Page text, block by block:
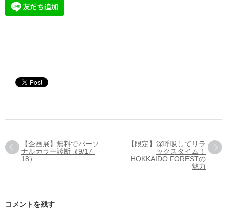
【企画展】無料でパーソ
ナルカラー診断（9/17-
18）
【限定】深呼吸してリラ
ックスタイム！
HOKKAIDO FORESTの
魅力
コメントを残す